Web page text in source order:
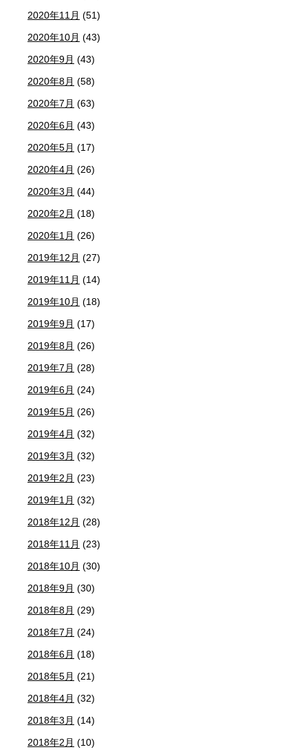
2020年11月 (51)
2020年10月 (43)
2020年9月 (43)
2020年8月 (58)
2020年7月 (63)
2020年6月 (43)
2020年5月 (17)
2020年4月 (26)
2020年3月 (44)
2020年2月 (18)
2020年1月 (26)
2019年12月 (27)
2019年11月 (14)
2019年10月 (18)
2019年9月 (17)
2019年8月 (26)
2019年7月 (28)
2019年6月 (24)
2019年5月 (26)
2019年4月 (32)
2019年3月 (32)
2019年2月 (23)
2019年1月 (32)
2018年12月 (28)
2018年11月 (23)
2018年10月 (30)
2018年9月 (30)
2018年8月 (29)
2018年7月 (24)
2018年6月 (18)
2018年5月 (21)
2018年4月 (32)
2018年3月 (14)
2018年2月 (10)